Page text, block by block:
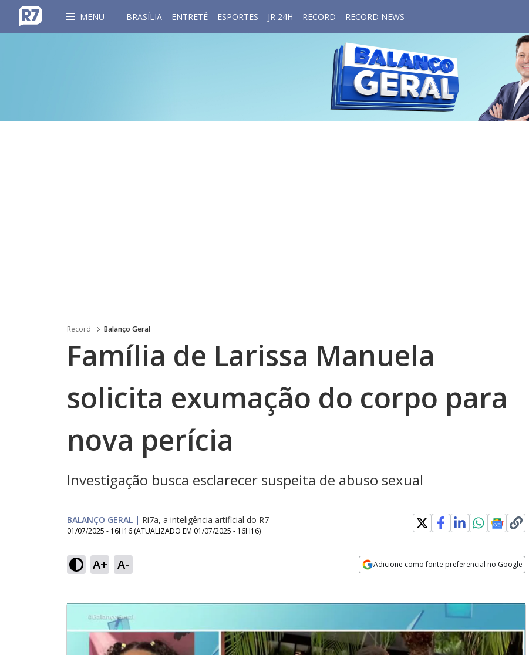
MENU BRASÍLIA ENTRETÊ ESPORTES JR 24H RECORD RECORD NEWS
Record Balanço Geral
Família de Larissa Manuela
solicita exumação do corpo para
nova perícia
Investigação busca esclarecer suspeita de abuso sexual
BALANÇO GERAL | Ri7a, a inteligência artificial do R7
01/07/2025 - 16H16 (ATUALIZADO EM 01/07/2025 - 16H16)
A+ A- Adicione como fonte preferencial no Google